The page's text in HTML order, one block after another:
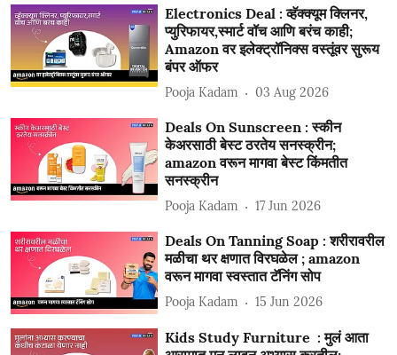
Electronics Deal : व्हॅक्क्यूम क्लिनर,
प्युरिफायर,स्मार्ट वॉच आणि बरंच काही;
Amazon वर इलेक्ट्रॉनिक्स वस्तूंवर सुरूय
बंपर ऑफर
Pooja Kadam 03 Aug 2026
Deals On Sunscreen : स्कीन
केअरसाठी बेस्ट ठरतेय सनस्क्रीन;
amazon वरून मागवा बेस्ट किंमतीत
सनस्क्रीन
Pooja Kadam 17 Jun 2026
Deals On Tanning Soap : शरीरावरील
मळीचा थर क्षणात विरघळेल ; amazon
वरून मागवा स्वस्तात टॅनिंग सोप
Pooja Kadam 15 Jun 2026
Kids Study Furniture : मुलं आता